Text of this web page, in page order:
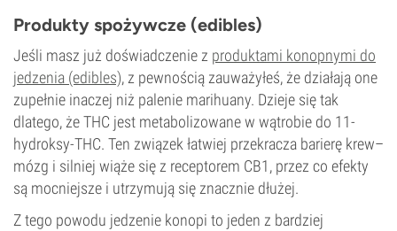
Produkty spożywcze (edibles)
Jeśli masz już doświadczenie z produktami konopnymi do
jedzenia (edibles), z pewnością zauważyłeś, że działają one
zupełnie inaczej niż palenie marihuany. Dzieje się tak
dlatego, że THC jest metabolizowane w wątrobie do 11-
hydroksy-THC. Ten związek łatwiej przekracza barierę krew–
mózg i silniej wiąże się z receptorem CB1, przez co efekty
są mocniejsze i utrzymują się znacznie dłużej.
Z tego powodu jedzenie konopi to jeden z bardziej